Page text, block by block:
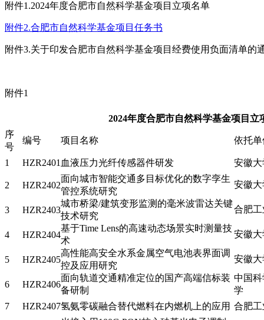
附件1.2024年度合肥市自然科学基金项目立项名单
附件2.合肥市自然科学基金项目任务书
附件3.关于印发合肥市自然科学基金项目经费使用负面清单的
附件1
2024年度合肥市自然科学基金项目立
序
号
编号 项目名称 依托单
1 HZR2401血液压力光纤传感器件研发 安徽大
2 HZR2402
面向城市智能交通多目标优化的数字孪生
管控系统研究
安徽大
3 HZR2403
城市桥梁/建筑变形监测的毫米波雷达关键
技术研究
合肥
4 HZR2404
基于Time Lens的高速动态场景实时测量技
术
安徽大
5 HZR2405
高性能高安全水系金属空气电池表界面调
控及应用研究
安徽大
6 HZR2406
面向轨道交通精准定位的国产高端信标装
备研制
中国
学
7
HZR2407氢氨零碳融合替代燃料在内燃机上的应用 合肥